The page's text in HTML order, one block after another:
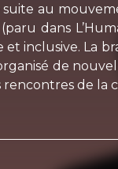
au
dans
inclusive. La
de
de la